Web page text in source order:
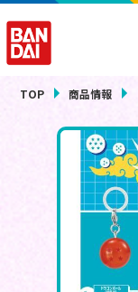
TOP 商品情報